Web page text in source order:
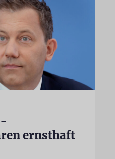
ernsthaft